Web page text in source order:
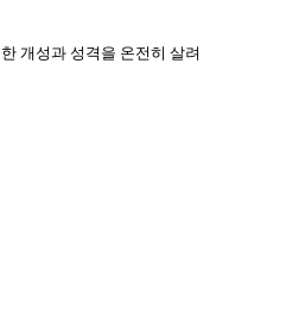
개성과 성격을 온전히 살려